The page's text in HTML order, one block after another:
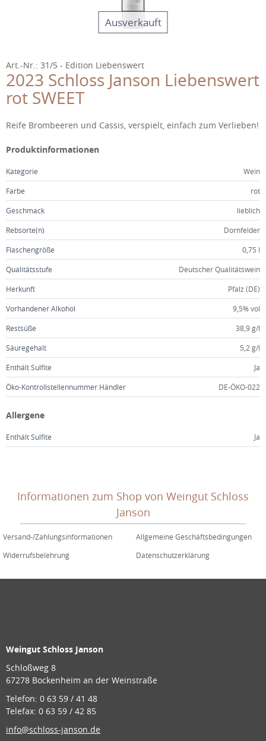
JANSON IN DER EMICHSBURG
TEAM
KONTAKT
Ausverkauft
Art.-Nr.: 31/5 Edition Liebenswert
2023 Schloss Janson Liebenswert
rot SWEET
Beschreibung
Reife Brombeeren und Cassis, verspielt, einfach zum Verlieben!
Produktinformationen
Kategorie Wein
Farbe rot
Geschmack lieblich
Rebsorte(n) Dornfelder
Flaschengröße 0,75 l
Qualitätsstufe Deutscher Qualitätswein
Herkunft Pfalz (DE)
Vorhandener Alkohol 9,5% vol
Restsüße 38,9 g/l
Säuregehalt 5,2 g/l
Enthält Sulfite Ja
Öko-Kontrollstellennummer Händler DE-ÖKO-022
Allergene
Enthält Sulfite Ja
Informationen zum Shop von Weingut Schloss
Janson
Versand-/Zahlungsinformationen
Allgemeine Geschäftsbedingungen
Widerrufsbelehrung
Datenschutzerklärung
Weingut Schloss Janson
Schloßweg 8
67278 Bockenheim an der Weinstraße
Telefon: 0 63 59 / 41 48
Telefax: 0 63 59 / 42 85
info@schloss-janson.de